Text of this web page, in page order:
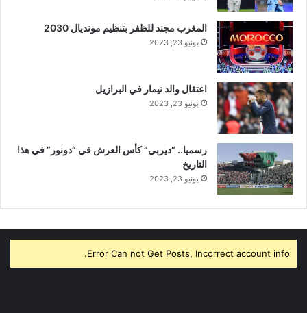
المغرب مجند للظفر بتنظيم مونديال 2030
يونيو 23, 2023
اعتقال والد نيمار في البرازيل
يونيو 23, 2023
رسميا.. “ديربي” كأس العرش في “دونور” في هذا
التاريخ
يونيو 23, 2023
Error Can not Get Posts, Incorrect account info.